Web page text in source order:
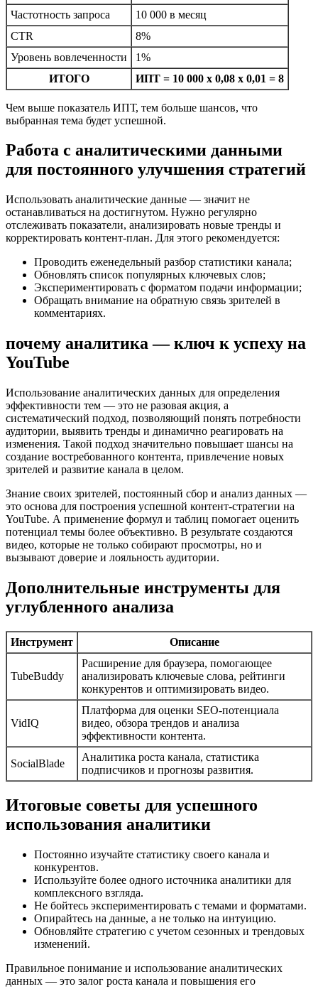
Частотность запроса
10 000 в месяц
CTR
8%
Уровень вовлеченности
1%
ИТОГО
ИПТ = 10 000 x 0,08 x 0,01 = 8
Чем выше показатель ИПТ, тем больше шансов, что
выбранная тема будет успешной.
Работа с аналитическими данными
для постоянного улучшения стратегий
Использовать аналитические данные — значит не
останавливаться на достигнутом. Нужно регулярно
отслеживать показатели, анализировать новые тренды и
корректировать контент-план. Для этого рекомендуется:
Проводить еженедельный разбор статистики канала;
Обновлять список популярных ключевых слов;
Экспериментировать с форматом подачи информации;
Обращать внимание на обратную связь зрителей в
комментариях.
почему аналитика — ключ к успеху на
YouTube
Использование аналитических данных для определения
эффективности тем — это не разовая акция, а
систематический подход, позволяющий понять потребности
аудитории, выявить тренды и динамично реагировать на
изменения. Такой подход значительно повышает шансы на
создание востребованного контента, привлечение новых
зрителей и развитие канала в целом.
Знание своих зрителей, постоянный сбор и анализ данных —
это основа для построения успешной контент-стратегии на
YouTube. А применение формул и таблиц помогает оценить
потенциал темы более объективно. В результате создаются
видео, которые не только собирают просмотры, но и
вызывают доверие и лояльность аудитории.
Дополнительные инструменты для
углубленного анализа
Инструмент Описание
TubeBuddy
Расширение для браузера, помогающее
анализировать ключевые слова, рейтинги
конкурентов и оптимизировать видео.
VidIQ
Платформа для оценки SEO-потенциала
видео, обзора трендов и анализа
эффективности контента.
SocialBlade
Аналитика роста канала, статистика
подписчиков и прогнозы развития.
Итоговые советы для успешного
использования аналитики
Постоянно изучайте статистику своего канала и
конкурентов.
Используйте более одного источника аналитики для
комплексного взгляда.
Не бойтесь экспериментировать с темами и форматами.
Опирайтесь на данные, а не только на интуицию.
Обновляйте стратегию с учетом сезонных и трендовых
изменений.
Правильное понимание и использование аналитических
данных — это залог роста канала и повышения его